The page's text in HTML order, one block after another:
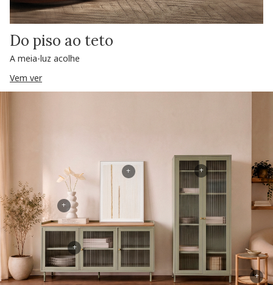
Do piso ao teto
A meia-luz acolhe
Vem ver
+
+
+
+
+